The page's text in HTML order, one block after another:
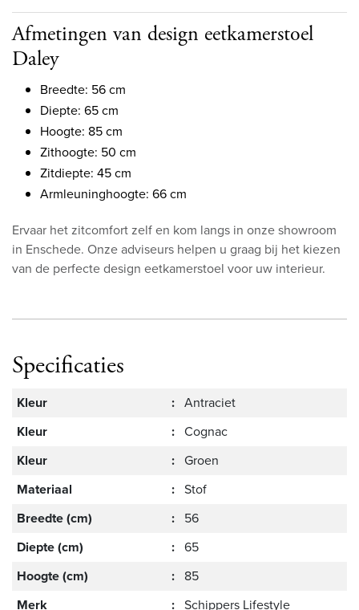
Afmetingen van design eetkamerstoel
Daley
Breedte: 56 cm
Diepte: 65 cm
Hoogte: 85 cm
Zithoogte: 50 cm
Zitdiepte: 45 cm
Armleuninghoogte: 66 cm
Ervaar het zitcomfort zelf en kom langs in onze showroom
in Enschede. Onze adviseurs helpen u graag bij het kiezen
van de perfecte design eetkamerstoel voor uw interieur.
Specificaties
Kleur : Antraciet
Kleur
: Cognac
Kleur
: Groen
Materiaal
: Stof
Breedte (cm)
: 56
Diepte (cm)
: 65
Hoogte (cm)
: 85
Merk
: Schippers Lifestyle